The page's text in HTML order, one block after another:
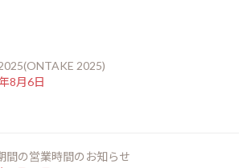
囲気を纏った緑茶の香りが優しく漂うと共
ートのようなニュアンスも併せ持つジンと
です。ぜひ一度ご堪能ください。
2025)
8月6日
間の営業時間のお知らせ